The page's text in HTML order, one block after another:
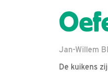
Jan-Willem
De kuikens